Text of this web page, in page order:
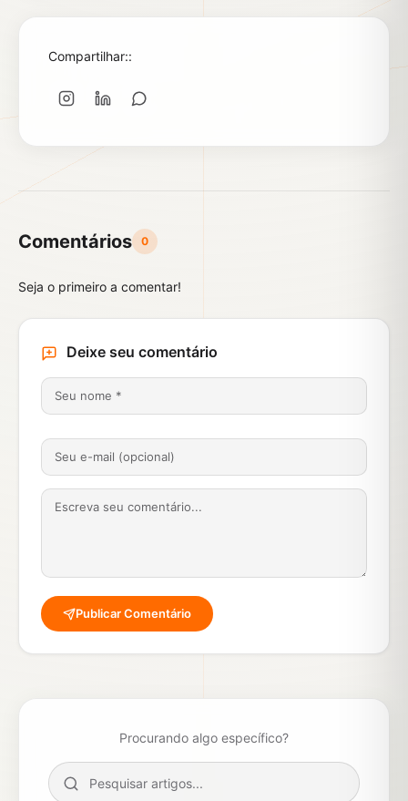
Compartilhar::
Comentários 0
Seja o primeiro a comentar!
Deixe seu comentário
Publicar Comentário
Procurando algo específico?